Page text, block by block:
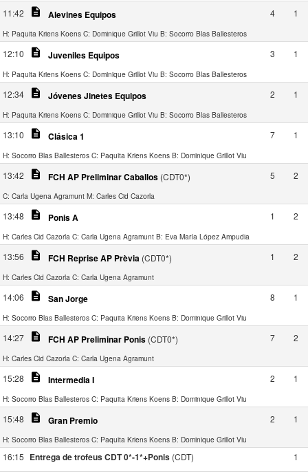
11:42 description Alevines Equipos 4 1
H: Paquita Kriens Koens C: Dominique Grillot Viu B: Socorro Blas Ballesteros
12:10 description Juveniles Equipos 3 1
H: Paquita Kriens Koens C: Dominique Grillot Viu B: Socorro Blas Ballesteros
12:34 description Jóvenes Jinetes Equipos 2 1
H: Paquita Kriens Koens C: Dominique Grillot Viu B: Socorro Blas Ballesteros
13:10 description Clásica 1 7 1
H: Socorro Blas Ballesteros C: Paquita Kriens Koens B: Dominique Grillot Viu
13:42 description FCH AP Preliminar Caballos (CDT0*) 5 2
C: Carla Ugena Agramunt M: Carles Cid Cazorla
13:48 description Ponis A 1 2
H: Carles Cid Cazorla C: Carla Ugena Agramunt B: Eva María López Ampudia
13:56 description FCH Reprise AP Prèvia (CDT0*) 1 2
H: Carles Cid Cazorla C: Carla Ugena Agramunt
14:06 description San Jorge 8 1
H: Socorro Blas Ballesteros C: Paquita Kriens Koens B: Dominique Grillot Viu
14:27 description FCH AP Preliminar Ponis (CDT0*) 7 2
H: Carles Cid Cazorla C: Carla Ugena Agramunt
15:28 description Intermedia I 2 1
H: Socorro Blas Ballesteros C: Paquita Kriens Koens B: Dominique Grillot Viu
15:48 description Gran Premio 2 1
H: Socorro Blas Ballesteros C: Paquita Kriens Koens B: Dominique Grillot Viu
16:15 Entrega de trofeus CDT 0*-1*+Ponis (CDT) 1